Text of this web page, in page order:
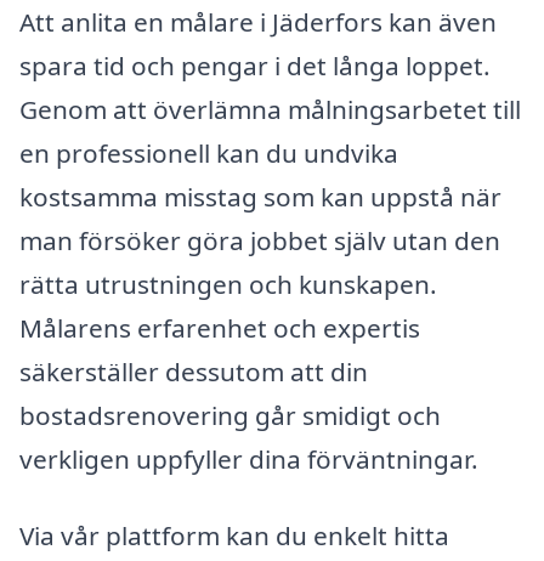
Att anlita en målare i Jäderfors kan även
spara tid och pengar i det långa loppet.
Genom att överlämna målningsarbetet till
en professionell kan du undvika
kostsamma misstag som kan uppstå när
man försöker göra jobbet själv utan den
rätta utrustningen och kunskapen.
Målarens erfarenhet och expertis
säkerställer dessutom att din
bostadsrenovering går smidigt och
verkligen uppfyller dina förväntningar.
Via vår plattform kan du enkelt hitta